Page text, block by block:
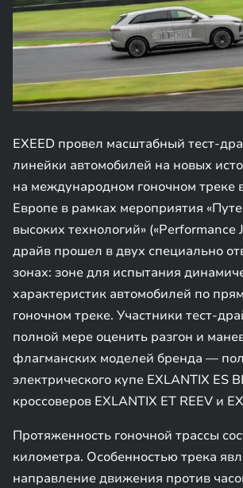
EXEED провел масштабный тест-
линейки автомобилей на новых
на международном гоночном треке
Европе в рамках мероприятия
высоких технологий» («Performance
драйв прошел в двух специально
зонах: зоне для испытания
характеристик автомобилей по
гоночном треке. Участники тест-
полной мере оценить разгон и
флагманских моделей бренда —
электрического купе EXLANTIX ES
кроссоверов EXLANTIX ET REEV и
Протяженность гоночной трассы
километра. Особенностью трека
направление движения против